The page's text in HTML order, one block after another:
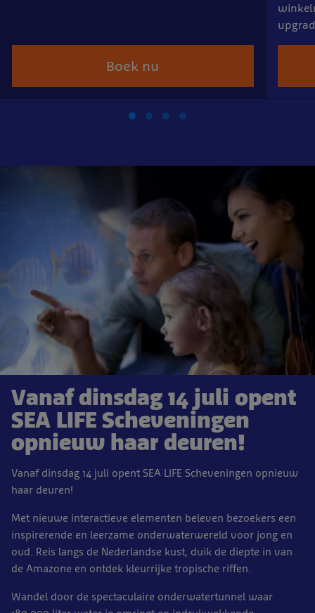
Boek nu
Vanaf dinsdag 14 juli opent
SEA LIFE Scheveningen
opnieuw haar deuren!
Vanaf dinsdag 14 juli opent SEA LIFE Scheveningen opnieuw
haar deuren!
Met nieuwe interactieve elementen beleven bezoekers een
inspirerende en leerzame onderwaterwereld voor jong en
oud. Reis langs de Nederlandse kust, duik de diepte in van
de Amazone en ontdek kleurrijke tropische riffen.
Wandel door de spectaculaire onderwatertunnel waar